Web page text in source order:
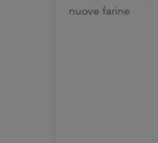
nuove farine